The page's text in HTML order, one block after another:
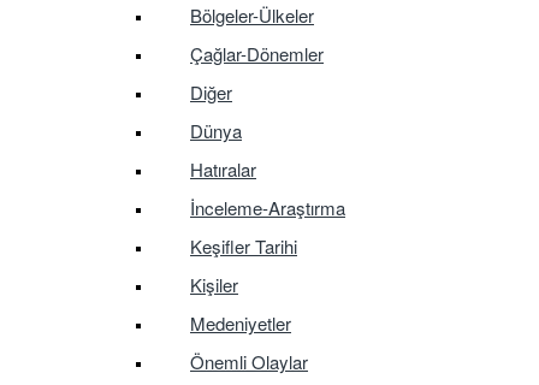
Bölgeler-Ülkeler
Çağlar-Dönemler
Diğer
Dünya
Hatıralar
İnceleme-Araştırma
Keşifler Tarihi
Kişiler
Medeniyetler
Önemli Olaylar